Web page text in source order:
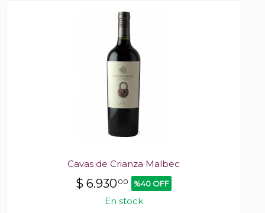
Cavas de Crianza Malbec
$ 6.93000 %40 OFF
En stock